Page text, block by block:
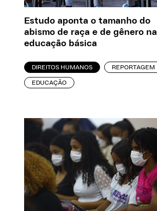
Estudo aponta o tamanho do
abismo de raça e de gênero na
educação básica
DIREITOS HUMANOS REPORTAGEM
EDUCAÇÃO